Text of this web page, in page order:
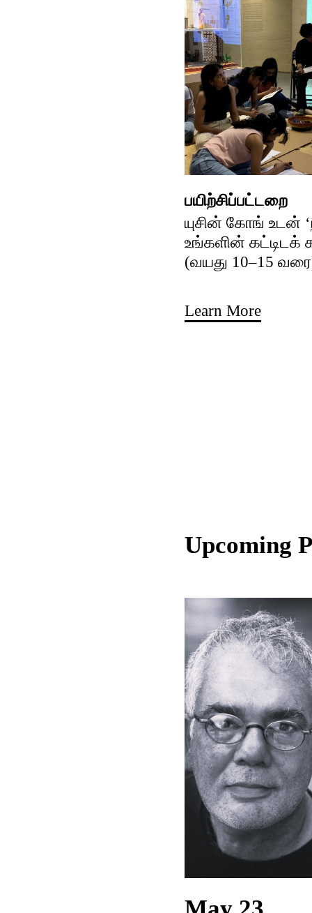
பயிற்சிப்பட்டறை
யுசின் கோங் உடன்
உங்களின் கட்டிடக்
(வயது 10–15
Learn More
Upcoming